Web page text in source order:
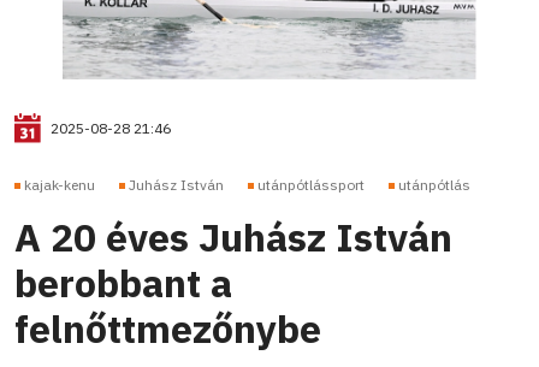
2025-08-28 21:46
kajak-kenu Juhász István utánpótlássport utánpótlás
A 20 éves Juhász István
berobbant a
felnőttmezőnybe